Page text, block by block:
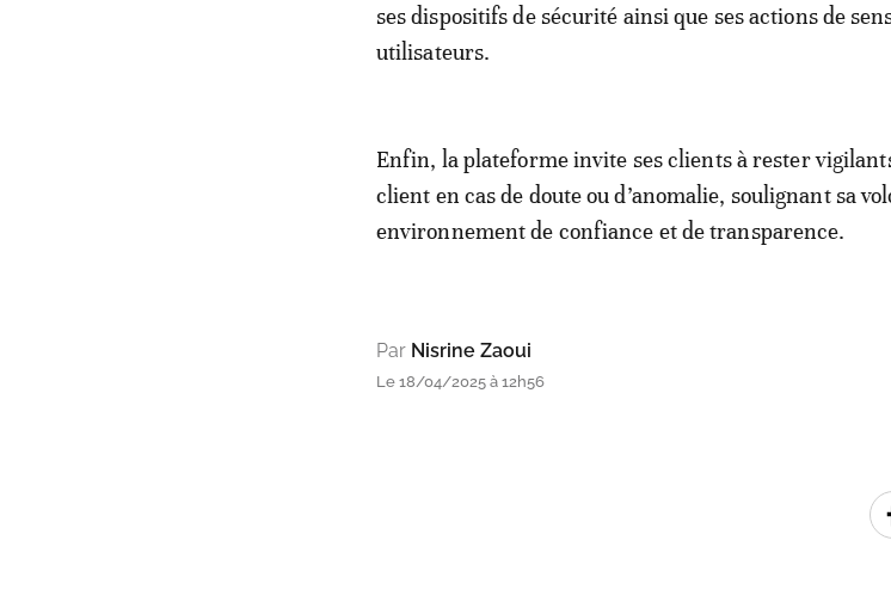
ses dispositifs de sécurité ainsi que ses actions de
utilisateurs.
Enfin, la plateforme invite ses clients à rester
client en cas de doute ou d’anomalie, soulignant sa
environnement de confiance et de transparence.
Par Nisrine Zaoui
Le 18/04/2025 à 12h56